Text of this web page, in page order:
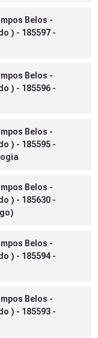
Belos -
) - 185597 -
Belos -
) - 185596 -
Belos -
) - 185595 -
Belos -
) - 185630 -
Belos -
) - 185594 -
Belos -
) - 185593 -